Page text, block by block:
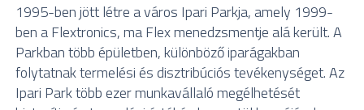
1995-ben jött létre a város Ipari Parkja, amely 1999-
ben a Flextronics, ma Flex menedzsmentje alá került. A
Parkban több épületben, különböző iparágakban
folytatnak termelési és disztribúciós tevékenységet. Az
Ipari Park több ezer munkavállaló megélhetését